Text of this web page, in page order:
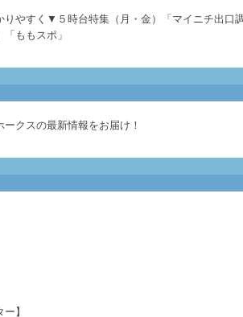
やすく▼５時台特集（月・金）「マイニチ出口
ももスポ」
クスの最新情報をお届け！
】